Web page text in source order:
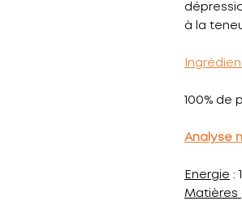
à la
100%
Analyse
Energie :
Matières